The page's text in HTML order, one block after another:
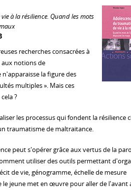
à la résilience. Quand les mots
recherches consacrées à
aux notions de
la figure des
multiples ». Mais ces
?
les processus qui fondent la résilience
traumatisme de maltraitance.
peut s'opérer grâce aux vertus de la
utiliser des outils permettant
de vie, génogramme, échelle de mesure
jeune met en œuvre pour aller de l'avant